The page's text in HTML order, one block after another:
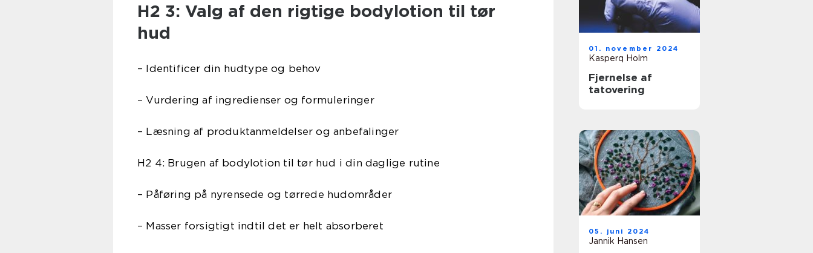
H2 3: Valg af den rigtige bodylotion til tør
hud
– Identificer din hudtype og behov
– Vurdering af ingredienser og formuleringer
– Læsning af produktanmeldelser og anbefalinger
H2 4: Brugen af bodylotion til tør hud i din daglige rutine
– Påføring på nyrensede og tørrede hudområder
– Masser forsigtigt indtil det er helt absorberet
01. november 2024
Kasperq Holm
Fjernelse af
tatovering
05. juni 2024
Jannik Hansen